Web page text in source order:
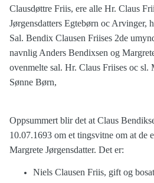
Clausdøttre Friis, ere alle Hr. Claus
Jørgensdatters Egtebørn oc Arvinger,
Sal. Bendix Clausen Friises 2de
navnlig Anders Bendixsen og
ovenmelte sal. Hr. Claus Friises oc sl.
Sønne Børn,
Oppsummert blir det at Claus
10.07.1693 om et tingsvitne om at de
Margrete Jørgensdatter. Det er:
Niels Clausen Friis, gift og